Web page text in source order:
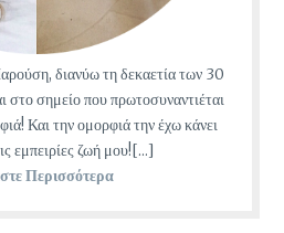
διανύω τη δεκαετία των 30
στο σημείο που πρωτοσυναντιέται
Και την ομορφιά την έχω κάνει
εμπειρίες ζωή μου![...]
Περισσότερα